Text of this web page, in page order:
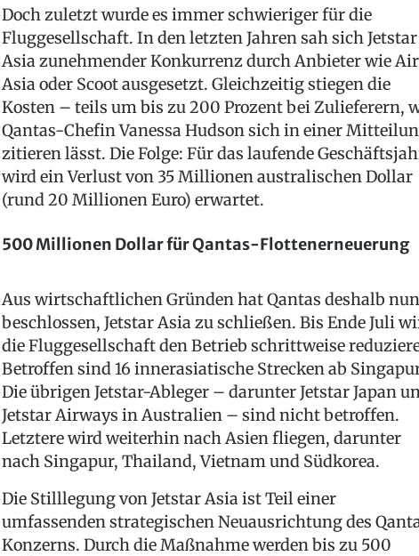
Doch zuletzt wurde es immer schwieriger für die
Fluggesellschaft. In den letzten Jahren sah sich Jetstar
Asia zunehmender Konkurrenz durch Anbieter wie Air
Asia oder Scoot ausgesetzt. Gleichzeitig stiegen die
Kosten – teils um bis zu 200 Prozent bei Zulieferern,
Qantas-Chefin Vanessa Hudson sich in einer
zitieren lässt. Die Folge: Für das laufende
wird ein Verlust von 35 Millionen australischen Dollar
(rund 20 Millionen Euro) erwartet.
500 Millionen Dollar für Qantas-Flottenerneuerung
Aus wirtschaftlichen Gründen hat Qantas deshalb nun
beschlossen, Jetstar Asia zu schließen. Bis Ende Juli
die Fluggesellschaft den Betrieb schrittweise
Betroffen sind 16 innerasiatische Strecken ab
Die übrigen Jetstar-Ableger – darunter Jetstar Japan
Jetstar Airways in Australien – sind nicht betroffen.
Letztere wird weiterhin nach Asien fliegen, darunter
nach Singapur, Thailand, Vietnam und Südkorea.
Die Stilllegung von Jetstar Asia ist Teil einer
umfassenden strategischen Neuausrichtung des
Konzerns. Durch die Maßnahme werden bis zu 500